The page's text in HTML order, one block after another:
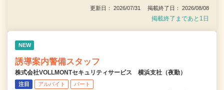
更新日： 2026/07/31 掲載終了日： 2026/08/08
掲載終了まであと1日
NEW
誘導案内警備スタッフ
株式会社VOLLMONTセキュリティサービス 横浜支社（夜勤）
注目 アルバイト パート